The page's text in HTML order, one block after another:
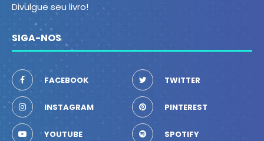
Divulgue seu livro!
SIGA-NOS
FACEBOOK TWITTER
INSTAGRAM PINTEREST
YOUTUBE SPOTIFY